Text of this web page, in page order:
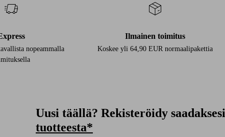
nopeammalla
Ilmainen toimitus
Koskee yli 64,90 EUR normaalipakettia
Uusi täällä? Rekisteröidy saadaksesi
tuotteesta*